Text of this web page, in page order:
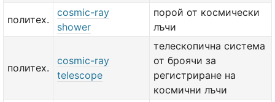
политех.
cosmic-ray
shower
порой от космически
лъчи
политех.
cosmic-ray
telescope
телескопична система
от броячи за
регистриране на
космични лъчи